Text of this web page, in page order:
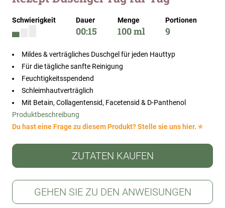
Anfang
Bildergalerie
springen
Schwierigkeit Dauer
00:15
Menge
100 ml
Portionen
9
Mildes & verträgliches Duschgel für jeden Hauttyp
Für die tägliche sanfte Reinigung
Feuchtigkeitsspendend
Schleimhautverträglich
Mit Betain, Collagentensid, Facetensid & D-Panthenol
Produktbeschreibung
Du hast eine Frage zu diesem Produkt? Stelle sie uns hier. ⭐
ZUTATEN KAUFEN
GEHEN SIE ZU DEN ANWEISUNGEN